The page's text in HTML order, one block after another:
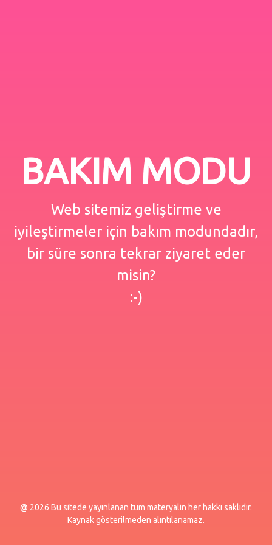
BAKIM MODU
Web sitemiz geliştirme ve
iyileştirmeler için bakım modundadır,
bir süre sonra tekrar ziyaret eder
misin?
:-)
@ 2026 Bu sitede yayınlanan tüm materyalin her hakkı saklıdır.
Kaynak gösterilmeden alıntılanamaz.